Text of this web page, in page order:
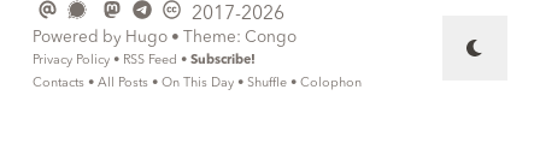
2017-2026
Powered by Hugo • Theme: Congo
Privacy Policy • RSS Feed • Subscribe!
Contacts • All Posts • On This Day • Shuffle • Colophon